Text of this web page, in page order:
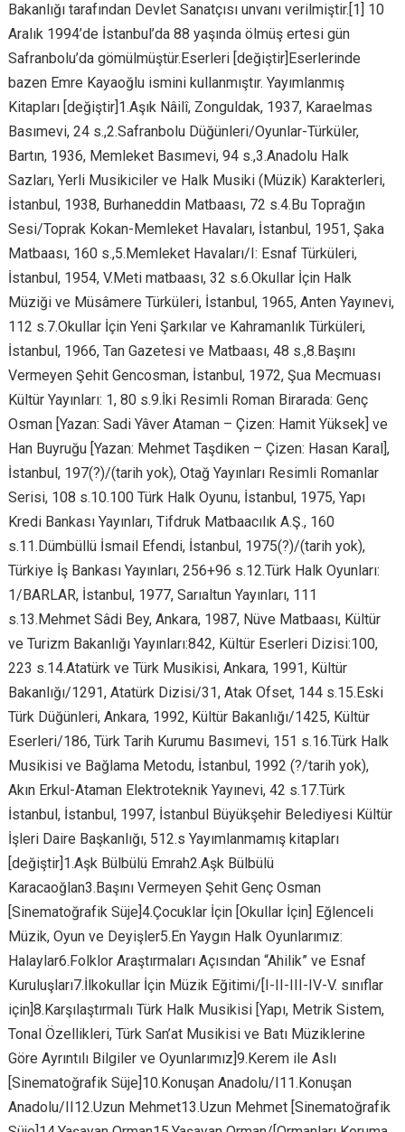
Bakanlığı tarafından Devlet Sanatçısı unvanı verilmiştir.[1] 10
Aralık 1994’de İstanbul’da 88 yaşında ölmüş ertesi gün
Safranbolu’da gömülmüştür.Eserleri [değiştir]Eserlerinde
bazen Emre Kayaoğlu ismini kullanmıştır. Yayımlanmış
Kitapları [değiştir]1.Aşık Nâilî, Zonguldak, 1937, Karaelmas
Basımevi, 24 s.,2.Safranbolu Düğünleri/Oyunlar-Türküler,
Bartın, 1936, Memleket Basımevi, 94 s.,3.Anadolu Halk
Sazları, Yerli Musikiciler ve Halk Musiki (Müzik) Karakterleri,
İstanbul, 1938, Burhaneddin Matbaası, 72 s.4.Bu Toprağın
Sesi/Toprak Kokan-Memleket Havaları, İstanbul, 1951, Şaka
Matbaası, 160 s.,5.Memleket Havaları/I: Esnaf Türküleri,
İstanbul, 1954, V.Meti matbaası, 32 s.6.Okullar İçin Halk
Müziği ve Müsâmere Türküleri, İstanbul, 1965, Anten Yayınevi,
112 s.7.Okullar İçin Yeni Şarkılar ve Kahramanlık Türküleri,
İstanbul, 1966, Tan Gazetesi ve Matbaası, 48 s.,8.Başını
Vermeyen Şehit Gencosman, İstanbul, 1972, Şua Mecmuası
Kültür Yayınları: 1, 80 s.9.İki Resimli Roman Birarada: Genç
Osman [Yazan: Sadi Yâver Ataman – Çizen: Hamit Yüksek] ve
Han Buyruğu [Yazan: Mehmet Taşdiken – Çizen: Hasan Karal],
İstanbul, 197(?)/(tarih yok), Otağ Yayınları Resimli Romanlar
Serisi, 108 s.10.100 Türk Halk Oyunu, İstanbul, 1975, Yapı
Kredi Bankası Yayınları, Tifdruk Matbaacılık A.Ş., 160
s.11.Dümbüllü İsmail Efendi, İstanbul, 1975(?)/(tarih yok),
Türkiye İş Bankası Yayınları, 256+96 s.12.Türk Halk Oyunları:
1/BARLAR, İstanbul, 1977, Sarıaltun Yayınları, 111
s.13.Mehmet Sâdi Bey, Ankara, 1987, Nüve Matbaası, Kültür
ve Turizm Bakanlığı Yayınları:842, Kültür Eserleri Dizisi:100,
223 s.14.Atatürk ve Türk Musikisi, Ankara, 1991, Kültür
Bakanlığı/1291, Atatürk Dizisi/31, Atak Ofset, 144 s.15.Eski
Türk Düğünleri, Ankara, 1992, Kültür Bakanlığı/1425, Kültür
Eserleri/186, Türk Tarih Kurumu Basımevi, 151 s.16.Türk Halk
Musikisi ve Bağlama Metodu, İstanbul, 1992 (?/tarih yok),
Akın Erkul-Ataman Elektroteknik Yayınevi, 42 s.17.Türk
İstanbul, İstanbul, 1997, İstanbul Büyükşehir Belediyesi Kültür
İşleri Daire Başkanlığı, 512.s Yayımlanmamış kitapları
[değiştir]1.Aşk Bülbülü Emrah2.Aşk Bülbülü
Karacaoğlan3.Başını Vermeyen Şehit Genç Osman
[Sinematoğrafik Süje]4.Çocuklar İçin [Okullar İçin] Eğlenceli
Müzik, Oyun ve Deyişler5.En Yaygın Halk Oyunlarımız:
Halaylar6.Folklor Araştırmaları Açısından “Ahilik” ve Esnaf
Kuruluşları7.İlkokullar İçin Müzik Eğitimi/[I-II-III-IV-V. sınıflar
için]8.Karşılaştırmalı Türk Halk Musikisi [Yapı, Metrik Sistem,
Tonal Özellikleri, Türk San’at Musikisi ve Batı Müziklerine
Göre Ayrıntılı Bilgiler ve Oyunlarımız]9.Kerem ile Aslı
[Sinematoğrafik Süje]10.Konuşan Anadolu/I11.Konuşan
Anadolu/II12.Uzun Mehmet13.Uzun Mehmet [Sinematoğrafik